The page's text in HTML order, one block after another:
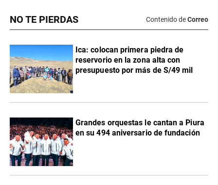
NO TE PIERDAS Contenido deCorreo
Ica: colocan primera piedra de
reservorio en la zona alta con
presupuesto por más de S/49 mil
Grandes orquestas le cantan a Piura
en su 494 aniversario de fundación